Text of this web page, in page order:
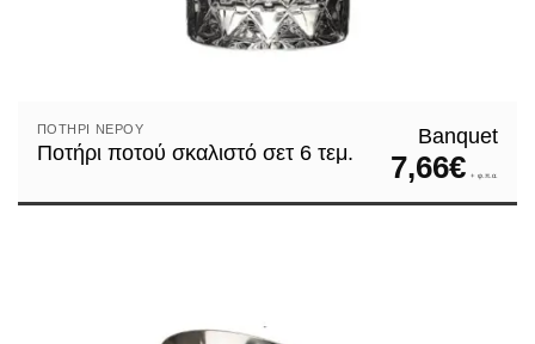
ΠΟΤΉΡΙ ΝΕΡΟΎ
Ποτήρι ποτού σκαλιστό σετ 6 τεμ.
Banquet
7,66€ + φ.π.α.